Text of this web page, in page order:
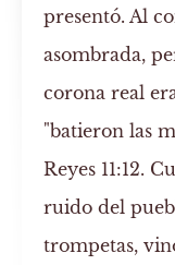
presentó. Al
asombrada,
corona real
"batieron las
Reyes 11:12.
ruido del
trompetas,